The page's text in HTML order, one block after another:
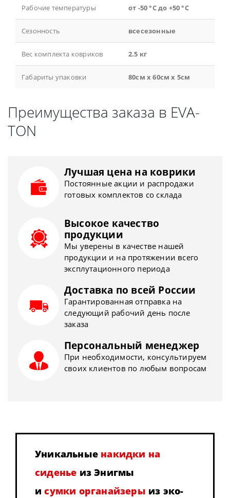
Рабочие температуры от -50 °С до +50 °С
Сезонность всесезонные
Вес комплекта ковриков 2.5 кг
Габариты упаковки 80см x 60см x 5см
Преимущества заказа в EVA-
TON
Лучшая цена на коврики
Постоянные акции и распродажи
готовых комплектов со склада
Высокое качество
продукции
Мы уверены в качестве нашей
продукции и на протяжении всего
эксплутационного периода
Доставка по всей России
Гарантированная отправка на
следующий рабочий день после
заказа
Персональный менеджер
При необходимости, консультируем
своих клиентов по любым вопросам
Уникальные накидки на
сиденье из Энигмы
исумки органайзеры из эко-